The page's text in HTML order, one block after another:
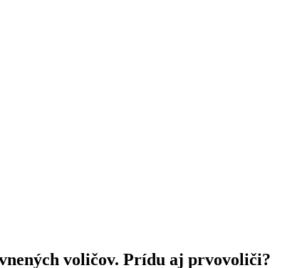
voličov. Prídu aj prvovoliči?